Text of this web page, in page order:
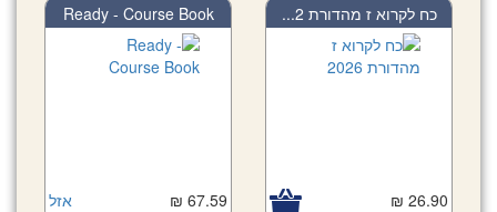
כח לקרוא ז מהדורת 2...
26.90 ₪
Ready - Course Book
אזל 67.59 ₪